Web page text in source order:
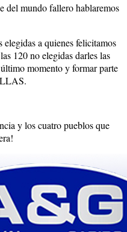
del mundo fallero hablaremos
a quienes felicitamos
120 no elegidas darles las
momento y formar parte
y los cuatro pueblos que